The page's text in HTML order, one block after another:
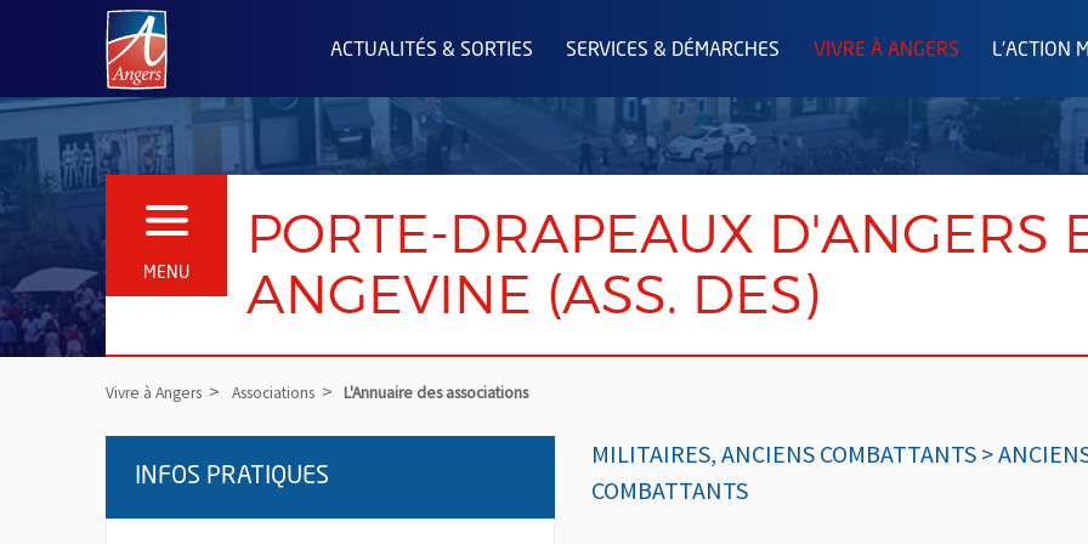
Angers.fr : Retour à l'accueil
ACTUALITÉS & SORTIES SERVICES & DÉMARCHES VIVRE À ANGERS L'ACTION
MENU
OUVRIR LE MENU
PORTE-DRAPEAUX D'ANGERS
ANGEVINE (ASS. DES)
Vivre à Angers Associations L'Annuaire des associations
MILITAIRES, ANCIENS COMBATTANTS >
COMBATTANTS
INFOS PRATIQUES